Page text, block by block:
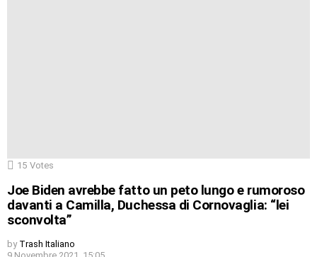
15 Votes
Joe Biden avrebbe fatto un peto lungo e rumoroso
davanti a Camilla, Duchessa di Cornovaglia: “lei
sconvolta”
by Trash Italiano